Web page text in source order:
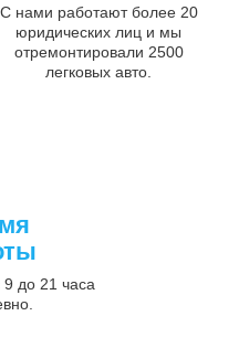
С нами работают более 20
юридических лиц и мы
отремонтировали 2500
легковых авто.
до 21 часа